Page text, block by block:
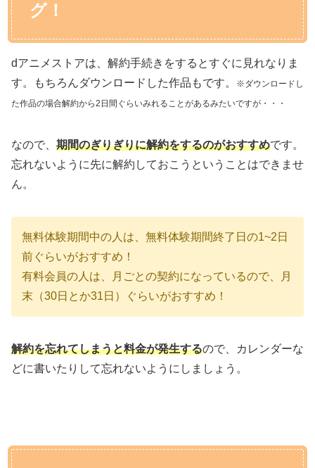
グ！
dアニメストアは、解約手続きをするとすぐに見れなりま
す。もちろんダウンロードした作品もです。
※ダウンロードし
た作品の場合解約から2日間ぐらいみれることがあるみたいですが・・・
なので、 期間のぎりぎりに解約をするのがおすすめです。
忘れないように先に解約しておこうということはできませ
ん。
無料体験期間中の人は、無料体験期間終了日の1~2日
前ぐらいがおすすめ！
有料会員の人は、月ごとの契約になっているので、月
末（30日とか31日）ぐらいがおすすめ！
解約を忘れてしまうと料金が発生するので、カレンダーな
どに書いたりして忘れないようにしましょう。